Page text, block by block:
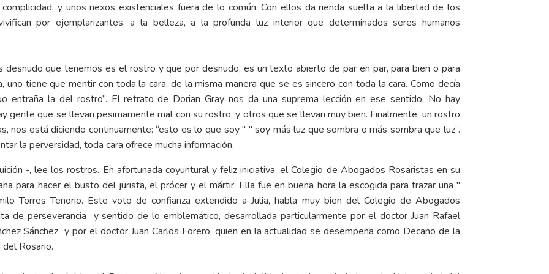
y unos nexos existenciales fuera de lo común. Con ellos da rienda suelta a la libertad de los
por ejemplarizantes, a la belleza, a la profunda luz interior que determinados seres humanos
desnudo que tenemos es el rostro y que por desnudo, es un texto abierto de par en par, para bien o para
uno tiene que mentir con toda la cara, de la misma manera que se es sincero con toda la cara. Como decía
entraña la del rostro”. El retrato de Dorian Gray nos da una suprema lección en ese sentido. No hay
gente que se llevan pesimamente mal con su rostro, y otros que se llevan muy bien. Finalmente, un rostro
nos está diciendo continuamente: “esto es lo que soy " " soy más luz que sombra o más sombra que luz”.
la perversidad, toda cara ofrece mucha información.
-, lee los rostros. En afortunada coyuntural y feliz iniciativa, el Colegio de Abogados Rosaristas en su
para hacer el busto del jurista, el prócer y el mártir. Ella fue en buena hora la escogida para trazar una "
Torres Tenorio. Este voto de confianza extendido a Julia, habla muy bien del Colegio de Abogados
de perseverancia y sentido de lo emblemático, desarrollada particularmente por el doctor Juan Rafael
Sánchez y por el doctor Juan Carlos Forero, quien en la actualidad se desempeña como Decano de la
Rosario.